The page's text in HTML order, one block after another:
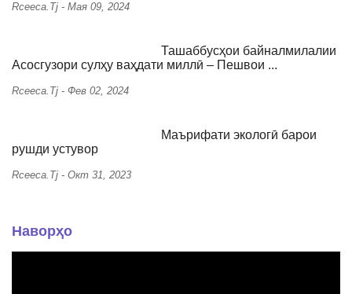
Rceeca.tj - Мая 09, 2024
Ташаббусҳои байналмилалии
Асосгузори сулҳу ваҳдати миллӣ – Пешвои ...
Rceeca.tj - Фев 02, 2024
Маърифати экологӣ барои
рушди устувор
Rceeca.tj - Окт 31, 2023
Наворҳо